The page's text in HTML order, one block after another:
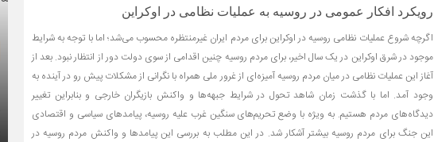
رویکرد افکار عمومی در روسیه به عملیات نظامی در اوکراین
اگرچه شروع عملیات نظامی روسیه در اوکراین برای مردم ایران غیرمنتظره محسوب می‌شد؛ اما با توجه به شرایط
موجود در شرق اوکراین در یک سال اخیر، برای مردم روسیه چنین اقدامی از سوی دولت دور از انتظار نبود. بعد از
آغاز این عملیات نظامی در میان مردم روسیه آمیزه‌ای از غرور ملی همراه با نگرانی از مشکلات پیش رو در آینده به
وجود آمد. اما با گذشت زمان شاهد تحول در شرایط جبهه‌ها و واکنش بازیگران خارجی و بنابراین تغییر
دیدگاه‌های مردم هستیم. به ویژه با وضع تحریم‌های سنگین غرب علیه روسیه، پیامدهای سیاسی و اقتصادی
این جنگ برای مردم روسیه بیشتر آشکار شد. در این مطلب به بررسی این پیامدها و واکنش مردم روسیه در